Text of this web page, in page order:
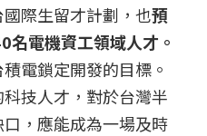
際生留才計劃，也預
電機資工領域人才。
電鎖定開發的目標。
技人才，對於台灣半
，應能成為一場及時